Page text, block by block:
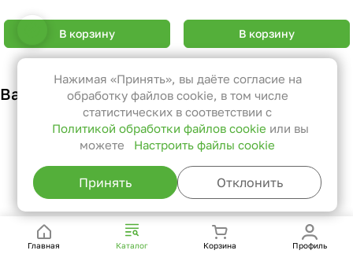
В корзину В корзину
Вам также может понравиться
Главная Каталог Корзина Профиль
Настройки файлов cookie
Функциональные
Эти файлы необходимы для
функционирования сайта и не
могут быть отключены в наших
системах. Вы можете настроить
браузер так, чтобы он блокировал
их или уведомлял вас об их
использовании, но в таком случае
сайта не будут работать.
Нажимая «Принять», вы даёте согласие на
обработку файлов cookie, в том числе
статистических в соответствии с
Политикой обработки файлов cookie или вы
можете
Настроить файлы cookie
Принять Отклонить